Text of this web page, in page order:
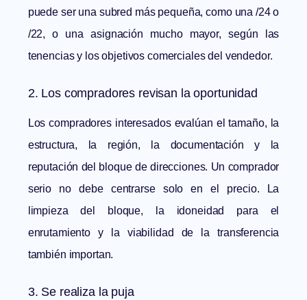
puede ser una subred más pequeña, como una /24 o
/22, o una asignación mucho mayor, según las
tenencias y los objetivos comerciales del vendedor.
2. Los compradores revisan la oportunidad
Los compradores interesados evalúan el tamaño, la
estructura, la región, la documentación y la
reputación del bloque de direcciones. Un comprador
serio no debe centrarse solo en el precio. La
limpieza del bloque, la idoneidad para el
enrutamiento y la viabilidad de la transferencia
también importan.
3. Se realiza la puja